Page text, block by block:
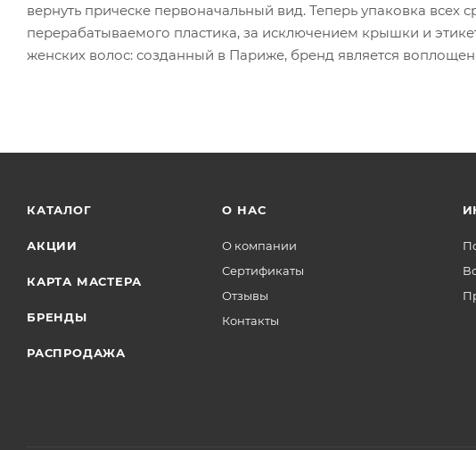
вернуть прическе первоначальный вид. Теперь упаковка всех
перерабатываемого пластика, за исключением крышки и
женских волос: созданный в Париже, бренд является
КАТАЛОГ
АКЦИИ
КАРТА МАСТЕРА
БРЕНДЫ
РАСПРОДАЖА
О НАС
О компании
Сертификаты
Отзывы
Контакты